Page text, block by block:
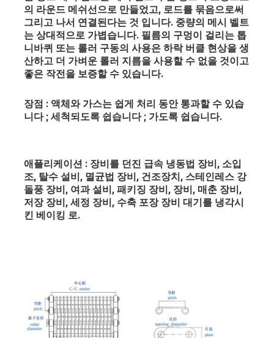
품질 관리
연락처
뉴스
모든 케이스
나선형 와이어 메쉬
고온 와이어 메쉬
컨베이어 체인 플레이트
태양광 발전 메시 벨트
의 라운드 메쉬선으로 만들었고, 로드를 묶음으로써
그리고 나서 연결된다는 것 입니다. 중량의 메시 벨트
는 상대적으로 가볍습니다. 필름의 구멍이 걸리는 톱
니바퀴 또는 롤러 구동의 사용은 하락 버클 현상을 생
산하고 더 가벼운 롤러 지름을 사용할 수 없을 것이고
좋은 작전을 보증할 수 있습니다.
장점 : 액체와 가스는 쉽게 처리 동안 통과할 수 있습
니다 ; 세척되도록 쉽습니다 ; 가도록 쉽습니다.
애플리케이션 : 장비를 던진 급속 냉동법 장비, 소입
조, 탈수 설비, 멸균법 장비, 건조장치, 스테인레스 강
돌풍 장비, 여과 설비, 패키징 장비, 장비, 매춘 장비,
저장 장비, 세정 장비, 수축 포장 장비 대기를 냉각시
킨 베이킹 로.